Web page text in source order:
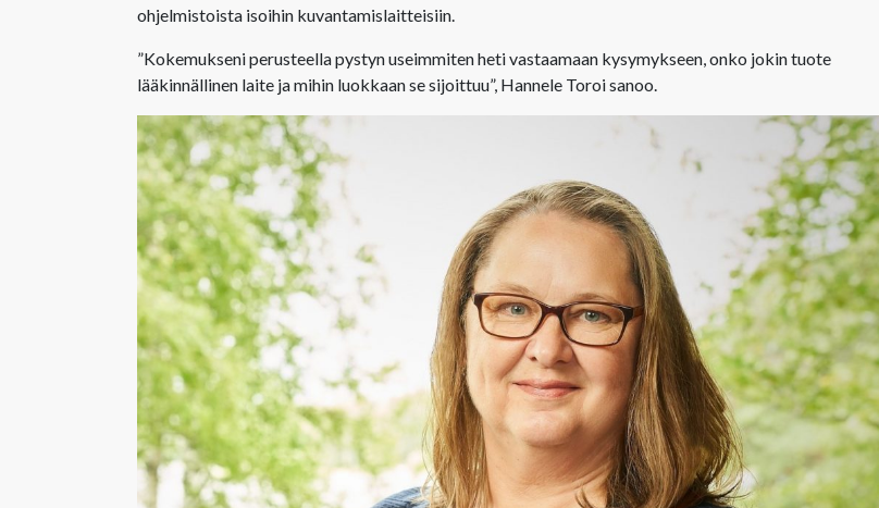
ohjelmistoista isoihin kuvantamislaitteisiin.
”Kokemukseni perusteella pystyn useimmiten heti vastaamaan kysymykseen, onko jokin tuote
lääkinnällinen laite ja mihin luokkaan se sijoittuu”, Hannele Toroi sanoo.